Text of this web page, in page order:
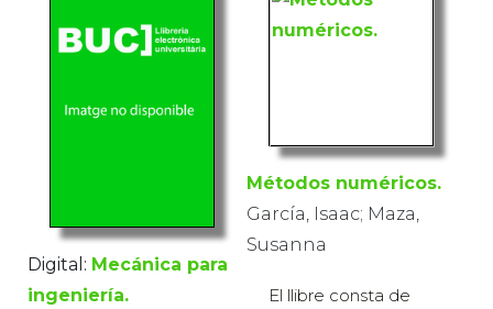
Digital: Mecánica para
ingeniería.
Métodos numéricos.
García, Isaac; Maza,
Susanna
El llibre consta de